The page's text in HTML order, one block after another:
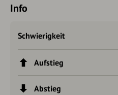
Info
Schwierigkeit
Aufstieg
Abstieg